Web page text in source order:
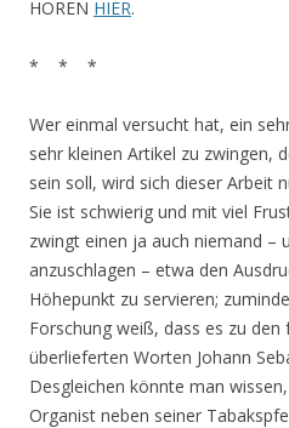
HÖREN HIER.
* * *
Wer einmal versucht hat, ein
sehr kleinen Artikel zu zwingen,
sein soll, wird sich dieser Arbeit
Sie ist schwierig und mit viel
zwingt einen ja auch niemand –
anzuschlagen – etwa den
Höhepunkt zu servieren;
Forschung weiß, dass es zu
überlieferten Worten Johann
Desgleichen könnte man
Organist neben seiner